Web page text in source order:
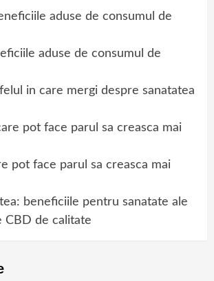
aduse de consumul de
in care mergi despre sanatatea
pot face parul sa creasca mai
beneficiile pentru sanatate ale
CBD de calitate